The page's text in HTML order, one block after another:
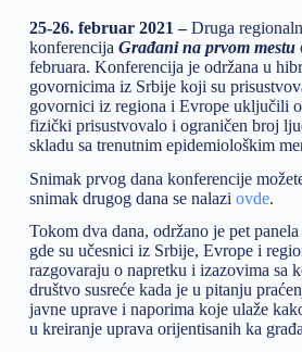
25-26. februar 2021 –Druga
konferencija Građani na prvom mestu
februara. Konferencija je održana u
govornicima iz Srbije koji su
govornici iz regiona i Evrope uključili
fizički prisustvovalo i ograničen broj
skladu sa trenutnim epidemiološkim
Snimak prvog dana konferencije
snimak drugog dana se nalazi ovde.
Tokom dva dana, održano je pet
gde su učesnici iz Srbije, Evrope i
razgovaraju o napretku i izazovima sa
društvo susreće kada je u pitanju
javne uprave i naporima koje ulaže
u kreiranje uprava orijentisanih ka